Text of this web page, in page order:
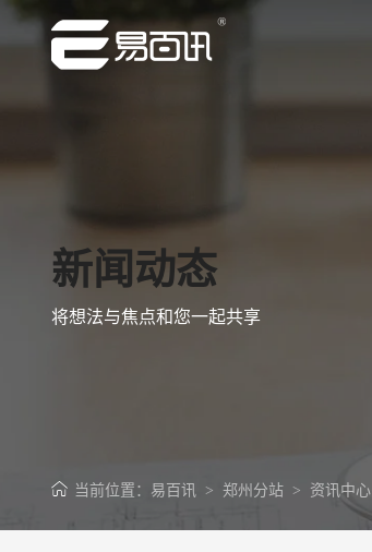
新闻动态
将想法与焦点和您一起共享
当前位置： 易百讯 >郑州分站 > 资讯中心